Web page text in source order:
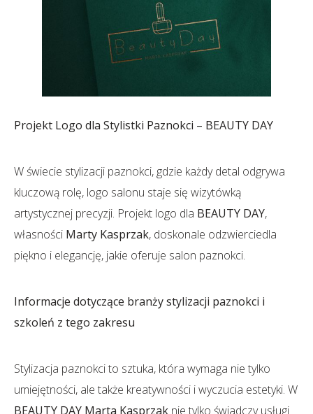
Projekt Logo dla Stylistki Paznokci – BEAUTY DAY
W świecie stylizacji paznokci, gdzie każdy detal odgrywa
kluczową rolę, logo salonu staje się wizytówką
artystycznej precyzji. Projekt logo dla BEAUTY DAY,
własności Marty Kasprzak, doskonale odzwierciedla
piękno i elegancję, jakie oferuje salon paznokci.
Informacje dotyczące branży stylizacji paznokci i
szkoleń z tego zakresu
Stylizacja paznokci to sztuka, która wymaga nie tylko
umiejętności, ale także kreatywności i wyczucia estetyki. W
BEAUTY DAY Marta Kasprzak nie tylko świadczy usługi